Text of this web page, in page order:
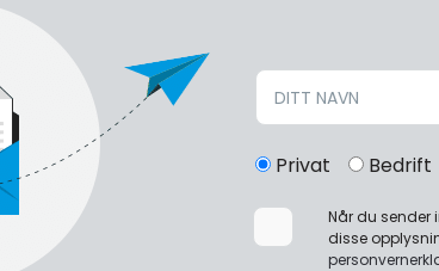
Privat Bedrift
Når du
disse